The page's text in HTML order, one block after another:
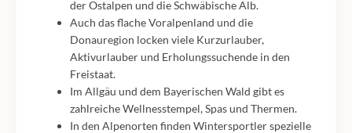
der Ostalpen und die Schwäbische Alb.
Auch das flache Voralpenland und die
Donauregion locken viele Kurzurlauber,
Aktivurlauber und Erholungssuchende in den
Freistaat.
Im Allgäu und dem Bayerischen Wald gibt es
zahlreiche Wellnesstempel, Spas und Thermen.
In den Alpenorten finden Wintersportler spezielle